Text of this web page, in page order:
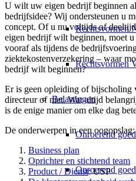
Rechtsvormen
Rechtsvormen
Belastingen
Onroerend
Onroerend
U wilt uw eigen bedrijf beginnen
bedrijfsidee? Wij ondersteunen u
concept. Of u nu voltijds of
eigen bedrijf wilt beginnen, moet
vooraf als tijdens de
ziektekostenverzekering – waar
bedrijf wilt beginnen?
Er is geen opleiding of bijscholing
directeur of niet. Wat altijd
is de enige manier om elke dag
De onderwerpen in een oogopslag:
Business plan
Oprichter en stichtend team
Product / Dienst: USP